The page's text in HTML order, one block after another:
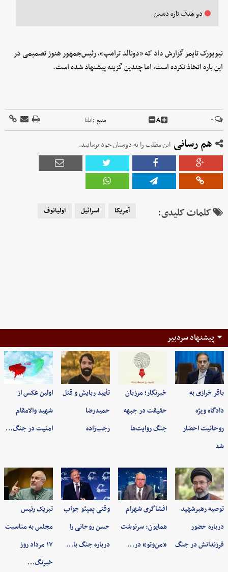
دو هدف تازه دشمن
نیویورک تایمز گزارش داد که «دونالد ترامپ»، رئیس‌جمهور هنوز تصمیمی در
این باره اتخاذ نکرده است، اما چندین گزینه پیشنهاد شده است.
۰ A منبع :ایلنا
هم رسانی این مطلب را به دوستان خود برسانید.
کلمات کلیدی: آمریکا اسرائیل اولیانوف
پیشنهاد سردبیر
باقر خرازی به
دادگاه ویژه
روحانیت احضار
شد
خبرنگار؛ مرزبان
حقیقت در جبهه
جنگ روایت‌ها
تأیید ربایش و قتل
حمیدرضا
رجب‌زاده
اولین عکس از
شهید والامقام
امنیت در جنگ…
توصیه رهبرشهید
درباره حضور
فرزندانش در جنگ
افشاگری شهرام
همایون: سرنوشت
«من‌وتو» در…
وقتی پمپئو جواب
حسن روحانی را
درباره جنگ با…
تبریک رئیس
مجلس به مناسبت
۱۷ مرداد روز
خبرنگ…